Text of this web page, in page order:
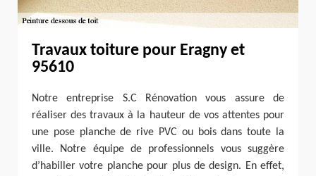
Travaux toiture pour Eragny et
95610
Notre entreprise S.C Rénovation vous assure de
réaliser des travaux à la hauteur de vos attentes pour
une pose planche de rive PVC ou bois dans toute la
ville. Notre équipe de professionnels vous suggère
d’habiller votre planche pour plus de design. En effet,